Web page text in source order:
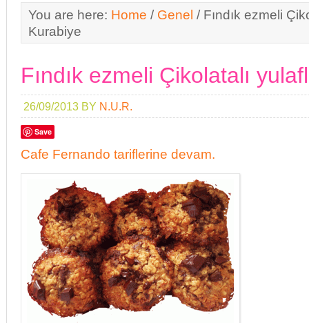
You are here: Home / Genel / Fındık ezmeli
Kurabiye
Fındık ezmeli Çikolatalı
26/09/2013 BY N.U.R.
Save
Cafe Fernando tariflerine devam.